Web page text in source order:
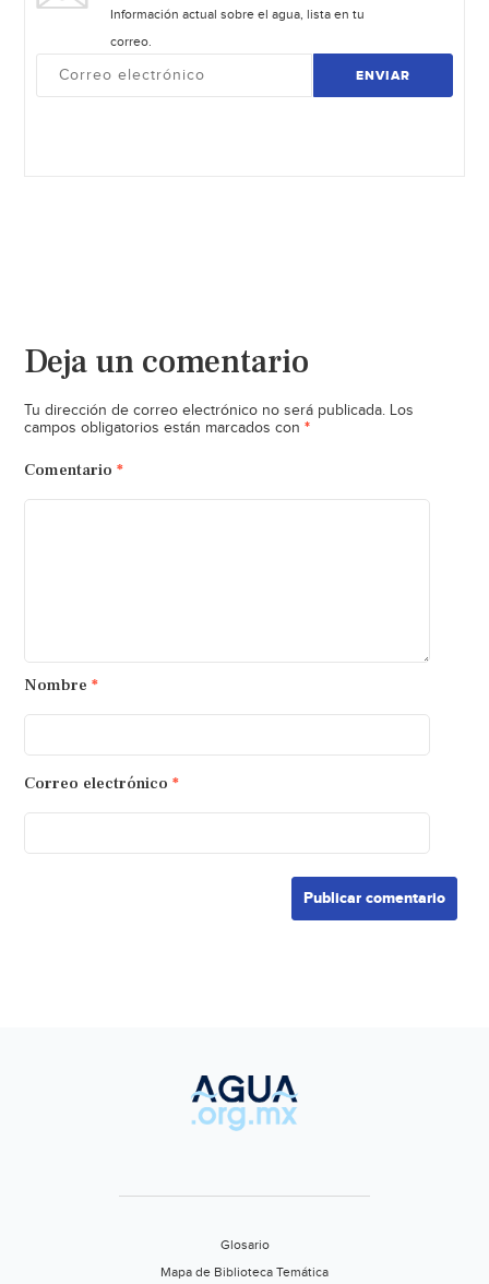
Información actual sobre el agua, lista en tu
correo.
ENVIAR
Deja un comentario
Tu dirección de correo electrónico no será publicada. Los
campos obligatorios están marcados con *
Comentario *
Nombre *
Correo electrónico *
Glosario
Mapa de Biblioteca Temática